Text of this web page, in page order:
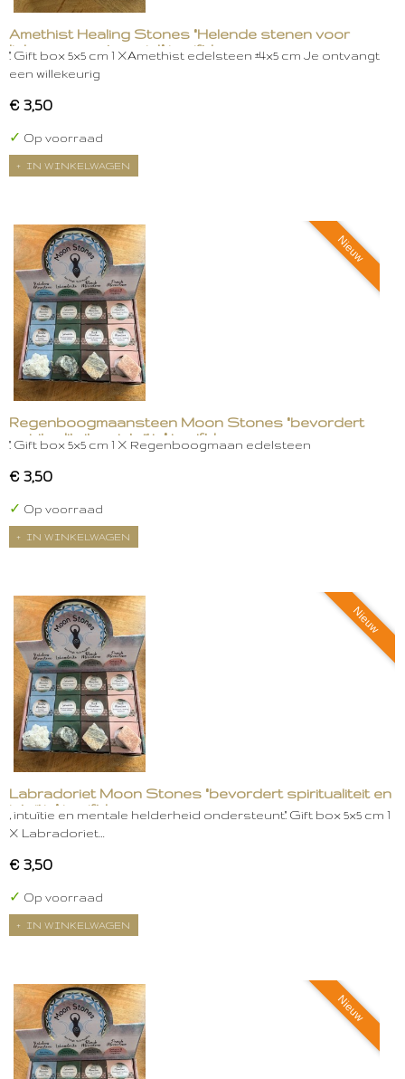
Amethist Healing Stones "Helende stenen voor
lichaam, geest en ziel." in gift box
." Gift box 5x5 cm 1 XAmethist edelsteen ±4x5 cm Je ontvangt
een willekeurig
€ 3,50
✓ Op voorraad
IN WINKELWAGEN
Nieuw
Regenboogmaansteen Moon Stones "bevordert
spiritualiteit en intuïtie" in gift box
." Gift box 5x5 cm 1 X Regenboogmaan edelsteen
€ 3,50
✓ Op voorraad
IN WINKELWAGEN
Nieuw
Labradoriet Moon Stones "bevordert spiritualiteit en
intuïtie" in gift box
, intuïtie en mentale helderheid ondersteunt." Gift box 5x5 cm 1
X Labradoriet…
€ 3,50
✓ Op voorraad
IN WINKELWAGEN
Nieuw